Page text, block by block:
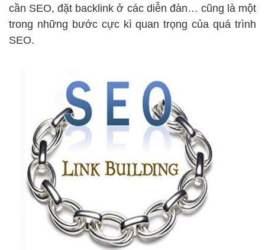
cần SEO, đặt backlink ở các diễn đàn… cũng là một
trong những bước cực kì quan trọng của quá trình
SEO.